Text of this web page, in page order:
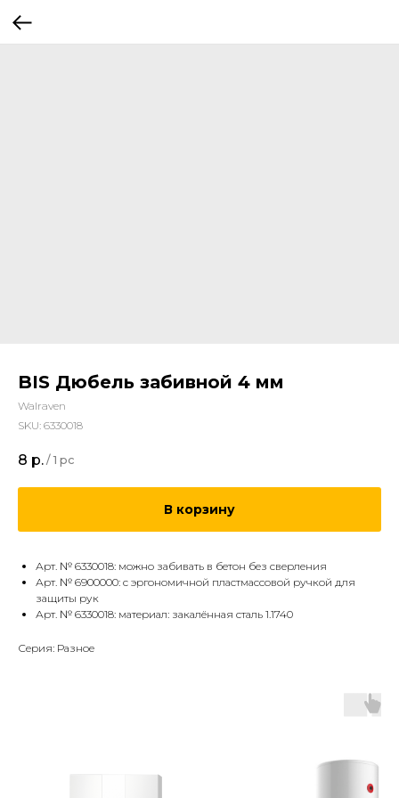
BIS Дюбель забивной 4 мм
Walraven
SKU: 6330018
8 р. / 1 pc
В корзину
Арт. № 6330018: можно забивать в бетон без сверления
Арт. № 6900000: с эргономичной пластмассовой ручкой для
защиты рук
Арт. № 6330018: материал: закалённая сталь 1.1740
Серия: Разное